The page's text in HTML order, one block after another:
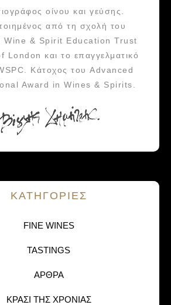
οίνου και γεύσης.
από τη σχολή του
Wine & Spirit Education Trust
London και το επαγγελματικό
Κάτοχος του Advanced
Award in Wines & Spirits.
KΑΤΗΓΟΡΙΕΣ
FINE WINES
TASTINGS
ΑΡΘΡΑ
ΚΡΑΣΙ ΤΗΣ ΧΡΟΝΙΑΣ